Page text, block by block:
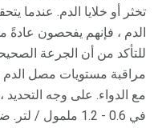
تخثر أو خلايا الدم. عندما
الدم ، فإنهم يفحصون عادةً
للتأكد من أن الجرعة
مراقبة مستويات مصل الدم
مع الدواء. على وجه التحديد
في 0.6 - 1.2